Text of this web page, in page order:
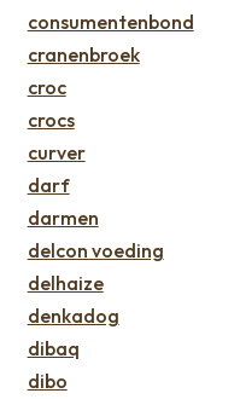
consumentenbond
cranenbroek
croc
crocs
curver
darf
darmen
delcon voeding
delhaize
denkadog
dibaq
dibo